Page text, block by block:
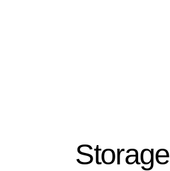
Storage